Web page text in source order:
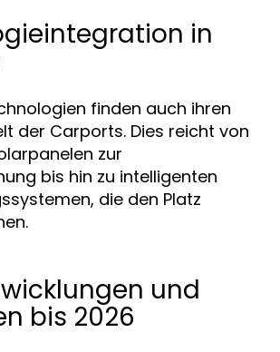
in
finden auch ihren
der Carports. Dies reicht von
zur
bis hin zu intelligenten
die den Platz
und
bis 2026